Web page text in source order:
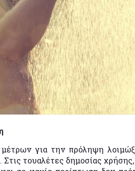
για την πρόληψη
. Στις τουαλέτες δημοσίας